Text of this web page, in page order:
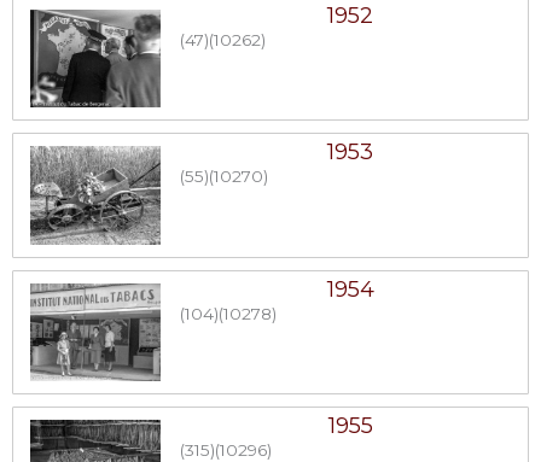
1952
(47)(10262)
1953
(55)(10270)
1954
(104)(10278)
1955
(315)(10296)